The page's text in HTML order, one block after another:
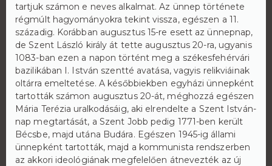
tartjuk számon e neves alkalmat. Az ünnep története
régmúlt hagyományokra tekint vissza, egészen a 11.
századig. Korábban augusztus 15-re esett az ünnepnap,
de Szent László király át tette augusztus 20-ra, ugyanis
1083-ban ezen a napon történt meg a székesfehérvári
bazilikában I. István szentté avatása, vagyis relikviáinak
oltárra emeltetése. A későbbiekben egyházi ünnepként
tartották számon augusztus 20-át, méghozzá egészen
Mária Terézia uralkodásáig, aki elrendelte a Szent István-
nap megtartását, a Szent Jobb pedig 1771-ben került
Bécsbe, majd utána Budára. Egészen 1945-ig állami
ünnepként tartották, majd a kommunista rendszerben
az akkori ideológiának megfelelően átnevezték az új